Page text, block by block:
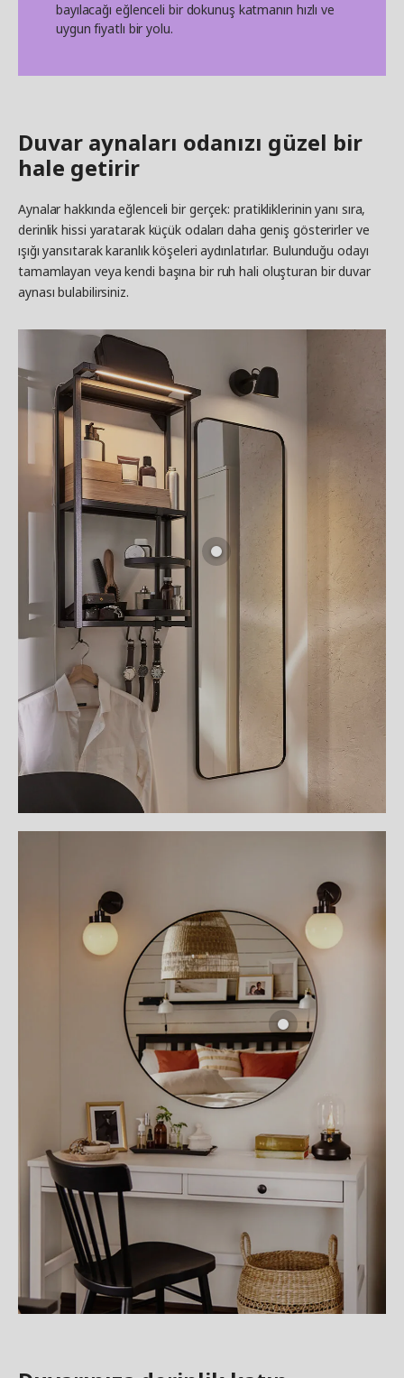
bayılacağı eğlenceli bir dokunuş katmanın hızlı ve
uygun fiyatlı bir yolu.
Duvar aynaları odanızı güzel bir
hale getirir
Aynalar hakkında eğlenceli bir gerçek: pratikliklerinin yanı sıra,
derinlik hissi yaratarak küçük odaları daha geniş gösterirler ve
ışığı yansıtarak karanlık köşeleri aydınlatırlar. Bulunduğu odayı
tamamlayan veya kendi başına bir ruh hali oluşturan bir duvar
aynası bulabilirsiniz.